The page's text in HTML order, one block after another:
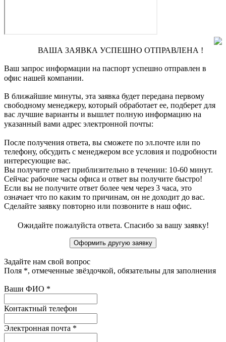
ВАША ЗАЯВКА УСПЕШНО ОТПРАВЛЕНА !
Ваш запрос информации на паспорт успешно отправлен в
офис нашей компании.
В ближайшие минуты, эта заявка будет передана первому
свободному менеджеру, который обработает ее, подберет для
вас лучшие варианты и вышлет полную информацию на
указанный вами адрес электронной почты:
После получения ответа, вы сможете по эл.почте или по
телефону, обсудить с менеджером все условия и подробности
интересующие вас.
Вы получите ответ приблизительно в течении: 10-60 минут.
Сейчас рабочие часы офиса и ответ вы получите быстро!
Если вы не получите ответ более чем через 3 часа, это
означает что по каким то причинам, он не доходит до вас.
Сделайте заявку повторно или позвоните в наш офис.
Ожидайте пожалуйста ответа. Спасибо за вашу заявку!
Задайте нам свой вопрос
Поля *, отмеченные звёздочкой, обязательны для заполнения
Ваши ФИО *
Контактный телефон
Электронная почта *